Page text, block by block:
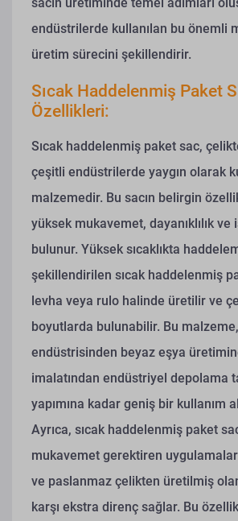
endüstrilerde kullanılan bu önemli
üretim sürecini şekillendirir.
Sıcak Haddelenmiş Paket
Özellikleri:
Sıcak haddelenmiş paket sac,
çeşitli endüstrilerde yaygın olarak
malzemedir. Bu sacın belirgin
yüksek mukavemet, dayanıklılık
bulunur. Yüksek sıcaklıkta
şekillendirilen sıcak haddelenmiş
levha veya rulo halinde üretilir ve
boyutlarda bulunabilir. Bu
endüstrisinden beyaz eşya
imalatından endüstriyel depolama
yapımına kadar geniş bir kullanım
Ayrıca, sıcak haddelenmiş paket
mukavemet gerektiren
ve paslanmaz çelikten üretilmiş
karşı ekstra direnç sağlar. Bu